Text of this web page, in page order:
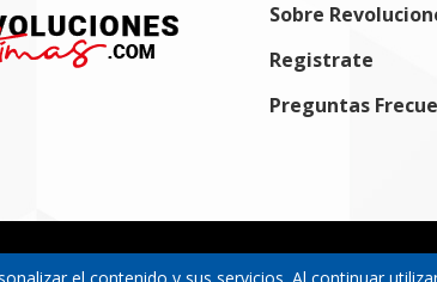
Sobre
Registrate
Preguntas